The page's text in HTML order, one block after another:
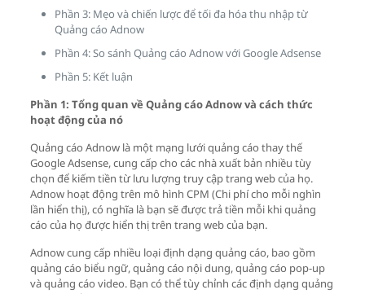
Phần 3: Mẹo và chiến lược để tối đa hóa thu nhập từ
Quảng cáo Adnow
Phần 4: So sánh Quảng cáo Adnow với Google Adsense
Phần 5: Kết luận
Phần 1: Tổng quan về Quảng cáo Adnow và cách thức
hoạt động của nó
Quảng cáo Adnow là một mạng lưới quảng cáo thay thế
Google Adsense, cung cấp cho các nhà xuất bản nhiều tùy
chọn để kiếm tiền từ lưu lượng truy cập trang web của họ.
Adnow hoạt động trên mô hình CPM (Chi phí cho mỗi nghìn
lần hiển thị), có nghĩa là bạn sẽ được trả tiền mỗi khi quảng
cáo của họ được hiển thị trên trang web của bạn.
Adnow cung cấp nhiều loại định dạng quảng cáo, bao gồm
quảng cáo biểu ngữ, quảng cáo nội dung, quảng cáo pop-up
và quảng cáo video. Bạn có thể tùy chỉnh các định dạng quảng